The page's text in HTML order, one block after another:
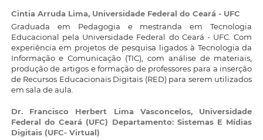
Cintia Arruda Lima, Universidade Federal do Ceará - UFC
Graduada em Pedagogia e mestranda em Tecnologia
Educacional pela Universidade Federal do Ceará - UFC. Com
experiência em projetos de pesquisa ligados à Tecnologia da
Informação e Comunicação (TIC), com análise de materiais,
produção de artigos e formação de professores para a inserção
de Recursos Educacionais Digitais (RED) para serem utilizados
em sala de aula.
Dr. Francisco Herbert Lima Vasconcelos, Universidade
Federal do Ceará (UFC) Departamento: Sistemas E Mídias
Digitais (UFC- Virtual)